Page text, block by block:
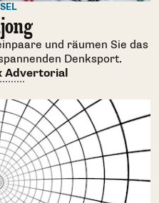
und räumen Sie das
Denksport.
Advertorial